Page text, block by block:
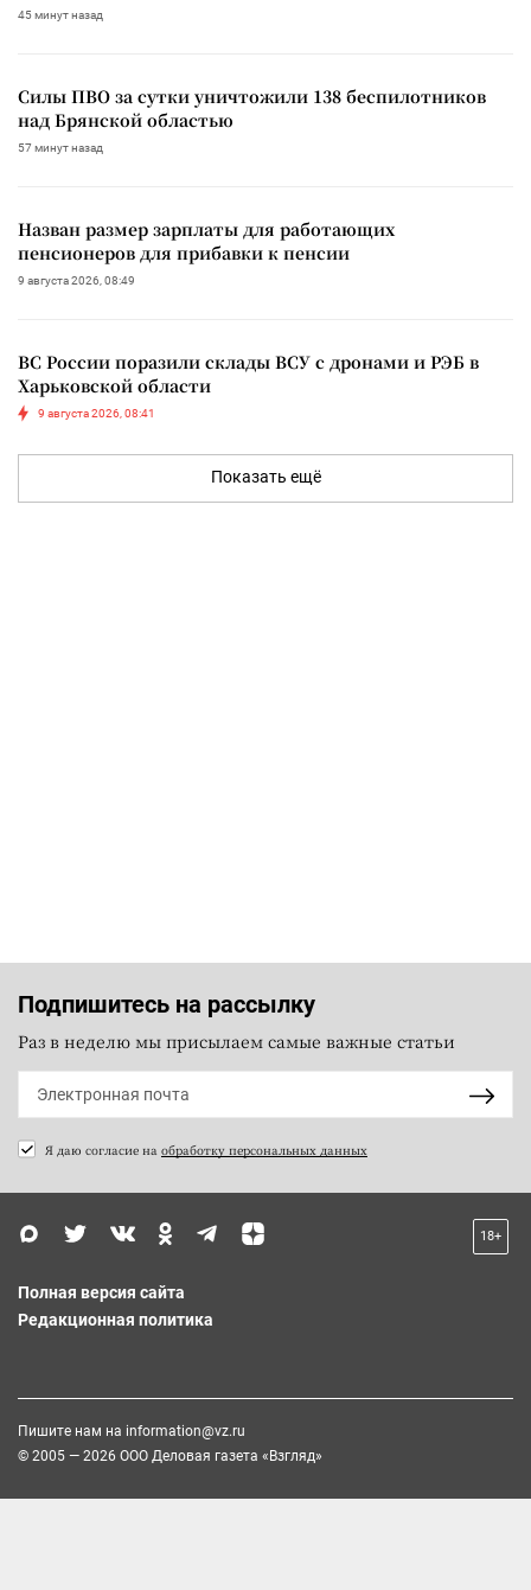
45 минут назад
Силы ПВО за сутки уничтожили 138 беспилотников
над Брянской областью
57 минут назад
Назван размер зарплаты для работающих
пенсионеров для прибавки к пенсии
9 августа 2026, 08:49
ВС России поразили склады ВСУ с дронами и РЭБ в
Харьковской области
9 августа 2026, 08:41
Показать ещё
Подпишитесь на рассылку
Раз в неделю мы присылаем самые важные статьи
Я даю согласие на обработку персональных данных
18+
Полная версия сайта
Редакционная политика
Пишите нам на information@vz.ru
© 2005 — 2026 ООО Деловая газета «Взгляд»